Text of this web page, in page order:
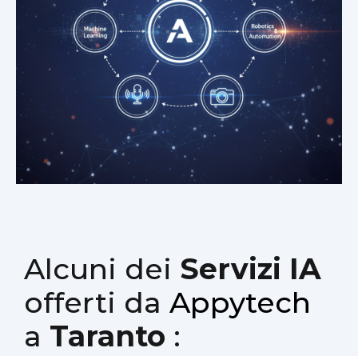
Alcuni dei Servizi IA
offerti da Appytech
a Taranto :